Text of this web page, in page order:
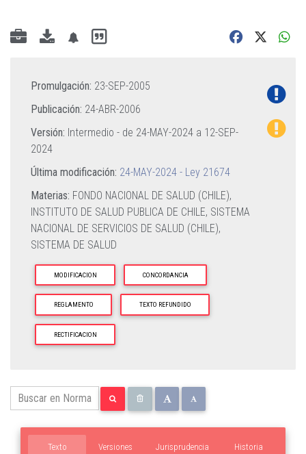
Promulgación: 23-SEP-2005
Publicación: 24-ABR-2006
Versión: Intermedio - de 24-MAY-2024 a 12-SEP-
2024
Última modificación: 24-MAY-2024 - Ley 21674
Materias: FONDO NACIONAL DE SALUD (CHILE),
INSTITUTO DE SALUD PUBLICA DE CHILE, SISTEMA
NACIONAL DE SERVICIOS DE SALUD (CHILE),
SISTEMA DE SALUD
MODIFICACION CONCORDANCIA
REGLAMENTO TEXTO REFUNDIDO
RECTIFICACION
Texto Versiones Jurisprudencia
Historia